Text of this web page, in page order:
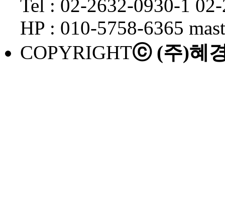
Tel : 02-2632-0930-1
HP : 010-5758-6365
COPYRIGHTⓒ (주)혜